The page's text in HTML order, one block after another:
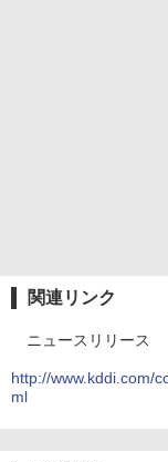
関連リンク
ニュースリリース
http://www.kddi.com/
ml